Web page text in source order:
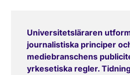
Universitetsläraren
journalistiska principer
mediebranschens
yrkesetiska regler.